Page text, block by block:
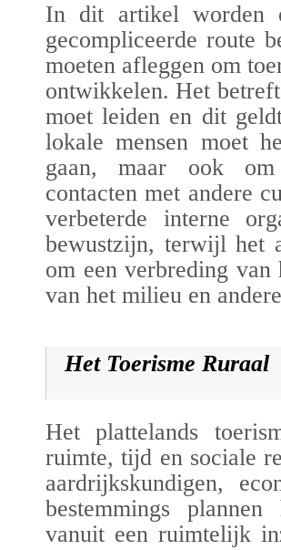
In dit artikel worden
gecompliceerde route
moeten afleggen om
ontwikkelen. Het
moet leiden en dit
lokale mensen moet
gaan, maar ook om
contacten met andere
verbeterde interne
bewustzijn, terwijl het
om een verbreding
van het milieu en
Het Toerisme Ruraal
Het plattelands
ruimte, tijd en sociale
aardrijkskundigen,
bestemmings
vanuit een ruimtelijk